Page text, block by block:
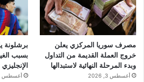
مصرف سوريا المركزي يعلن
خروج العملة القديمة من التداول
وبدء المرحلة النهائية لاستبدالها
أغسطس 3, 2026
برشلونة
بسبب
الإنجليزي
أغسطس 3, 2026